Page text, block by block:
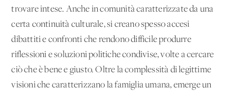
trovare intese. Anche in comunità caratterizzate da una
certa continuità culturale, si creano spesso accesi
dibattiti e confronti che rendono difficile produrre
riflessioni e soluzioni politiche condivise, volte a cercare
ciò che è bene e giusto. Oltre la complessità di legittime
visioni che caratterizzano la famiglia umana, emerge un